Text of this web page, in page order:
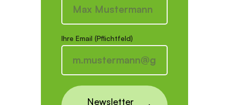
Ihre Email (Pflichtfeld)
Newsletter